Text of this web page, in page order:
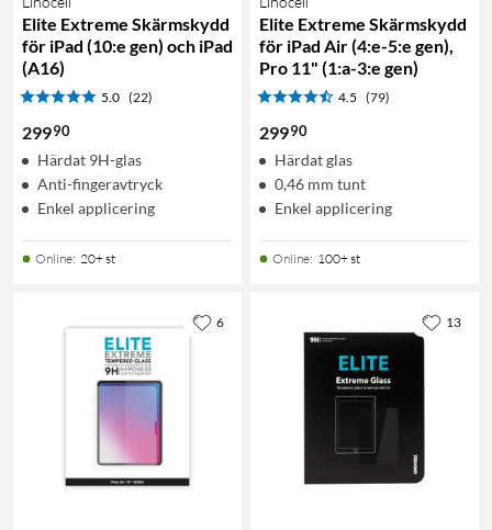
Elite Extreme Skärmskydd
för iPad (10:e gen) och iPad
(A16)
5.0 (22)
29990
Härdat 9H-glas
Anti-fingeravtryck
Enkel applicering
Online: 20+ st
Elite Extreme Skärmskydd
för iPad Air (4:e-5:e gen),
Pro 11" (1:a-3:e gen)
4.5 (79)
29990
Härdat glas
0,46 mm tunt
Enkel applicering
Online: 100+ st
6 13